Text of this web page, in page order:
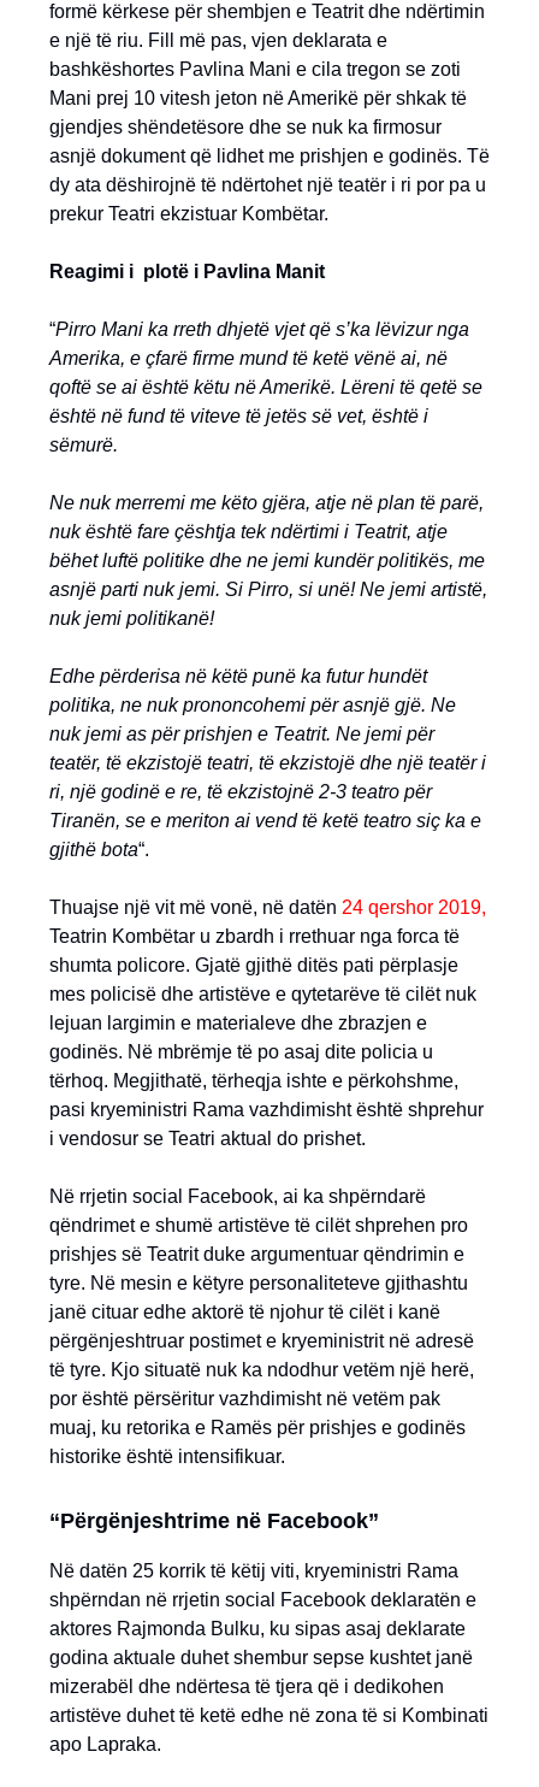
formë kërkese për shembjen e Teatrit dhe ndërtimin
e një të riu. Fill më pas, vjen deklarata e
bashkëshortes Pavlina Mani e cila tregon se zoti
Mani prej 10 vitesh jeton në Amerikë për shkak të
gjendjes shëndetësore dhe se nuk ka firmosur
asnjë dokument që lidhet me prishjen e godinës. Të
dy ata dëshirojnë të ndërtohet një teatër i ri por pa u
prekur Teatri ekzistuar Kombëtar.
Reagimi i plotë i Pavlina Manit
“Pirro Mani ka rreth dhjetë vjet që s’ka lëvizur nga
Amerika, e çfarë firme mund të ketë vënë ai, në
qoftë se ai është këtu në Amerikë. Lëreni të qetë se
është në fund të viteve të jetës së vet, është i
sëmurë.
Ne nuk merremi me këto gjëra, atje në plan të parë,
nuk është fare çështja tek ndërtimi i Teatrit, atje
bëhet luftë politike dhe ne jemi kundër politikës, me
asnjë parti nuk jemi. Si Pirro, si unë! Ne jemi artistë,
nuk jemi politikanë!
Edhe përderisa në këtë punë ka futur hundët
politika, ne nuk prononcohemi për asnjë gjë. Ne
nuk jemi as për prishjen e Teatrit. Ne jemi për
teatër, të ekzistojë teatri, të ekzistojë dhe një teatër i
ri, një godinë e re, të ekzistojnë 2-3 teatro për
Tiranën, se e meriton ai vend të ketë teatro siç ka e
gjithë bota“.
Thuajse një vit më vonë, në datën 24 qershor 2019,
Teatrin Kombëtar u zbardh i rrethuar nga forca të
shumta policore. Gjatë gjithë ditës pati përplasje
mes policisë dhe artistëve e qytetarëve të cilët nuk
lejuan largimin e materialeve dhe zbrazjen e
godinës. Në mbrëmje të po asaj dite policia u
tërhoq. Megjithatë, tërheqja ishte e përkohshme,
pasi kryeministri Rama vazhdimisht është shprehur
i vendosur se Teatri aktual do prishet.
Në rrjetin social Facebook, ai ka shpërndarë
qëndrimet e shumë artistëve të cilët shprehen pro
prishjes së Teatrit duke argumentuar qëndrimin e
tyre. Në mesin e këtyre personaliteteve gjithashtu
janë cituar edhe aktorë të njohur të cilët i kanë
përgënjeshtruar postimet e kryeministrit në adresë
të tyre. Kjo situatë nuk ka ndodhur vetëm një herë,
por është përsëritur vazhdimisht në vetëm pak
muaj, ku retorika e Ramës për prishjes e godinës
historike është intensifikuar.
“Përgënjeshtrime në Facebook”
Në datën 25 korrik të këtij viti, kryeministri Rama
shpërndan në rrjetin social Facebook deklaratën e
aktores Rajmonda Bulku, ku sipas asaj deklarate
godina aktuale duhet shembur sepse kushtet janë
mizerabël dhe ndërtesa të tjera që i dedikohen
artistëve duhet të ketë edhe në zona të si Kombinati
apo Lapraka.